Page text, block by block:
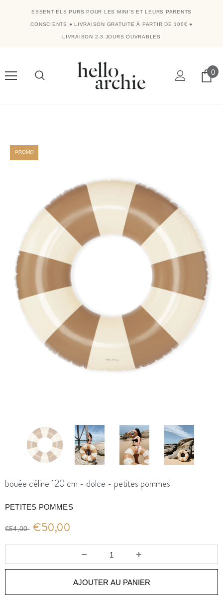
ESSENTIELS PURS POUR LES MINI'S ET LEURS PARENTS
CONSCIENTS ● LIVRAISON GRATUITE À PARTIR DE 100€ ●
LIVRAISON 2-3 JOURS OUVRABLES
0
PROMO
bouée céline 120 cm - dolce - petites pommes
PETITES POMMES
€54,00 €50,00